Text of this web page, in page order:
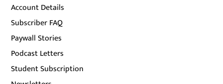
Account Details
Subscriber FAQ
Paywall Stories
Podcast Letters
Student Subscription